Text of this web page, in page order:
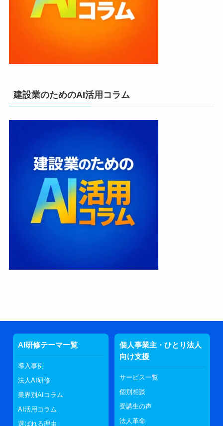
建設業のためのAI活用コラム
AI研修テーマ一覧
導入事例
法人AI研修
業界別AIコラム
AI活用コラム
選ばれる理由
個人事業主・ひとり法人
向け支援
サービス一覧
個別相談
受講生の声
法人革命